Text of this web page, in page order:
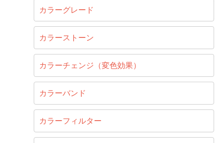
カラーグレード
カラーストーン
カラーチェンジ（変色効果）
カラーバンド
カラーフィルター